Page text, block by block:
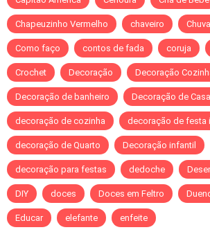
Chapeuzinho Vermelho chaveiro
Como faço contos de fada coruja
Crochet Decoração Decoração
Decoração de banheiro Decoração de Casa
decoração de cozinha decoração de festa
decoração de Quarto Decoração infantil
decoração para festas dedoche
DIY doces Doces em Feltro
Educar elefante enfeite